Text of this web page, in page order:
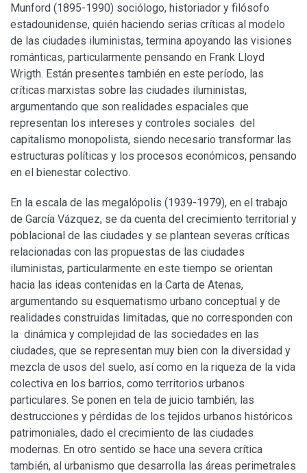
Munford (1895-1990) sociólogo, historiador y filósofo
estadounidense, quién haciendo serias críticas al modelo
de las ciudades iluministas, termina apoyando las visiones
románticas, particularmente pensando en Frank Lloyd
Wrigth. Están presentes también en este período, las
críticas marxistas sobre las ciudades iluministas,
argumentando que son realidades espaciales que
representan los intereses y controles sociales del
capitalismo monopolista, siendo necesario transformar las
estructuras políticas y los procesos económicos, pensando
en el bienestar colectivo.
En la escala de las megalópolis (1939-1979), en el trabajo
de García Vázquez, se da cuenta del crecimiento territorial y
poblacional de las ciudades y se plantean severas críticas
relacionadas con las propuestas de las ciudades
iluministas, particularmente en este tiempo se orientan
hacia las ideas contenidas en la Carta de Atenas,
argumentando su esquematismo urbano conceptual y de
realidades construidas limitadas, que no corresponden con
la dinámica y complejidad de las sociedades en las
ciudades, que se representan muy bien con la diversidad y
mezcla de usos del suelo, así como en la riqueza de la vida
colectiva en los barrios, como territorios urbanos
particulares. Se ponen en tela de juicio también, las
destrucciones y pérdidas de los tejidos urbanos históricos
patrimoniales, dado el crecimiento de las ciudades
modernas. En otro sentido se hace una severa crítica
también, al urbanismo que desarrolla las áreas perimetrales